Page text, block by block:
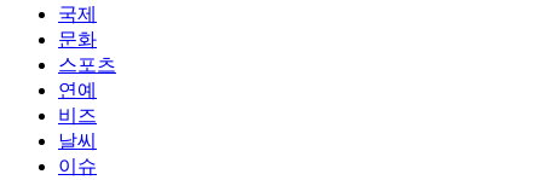
국제
문화
스포츠
연예
비즈
날씨
이슈